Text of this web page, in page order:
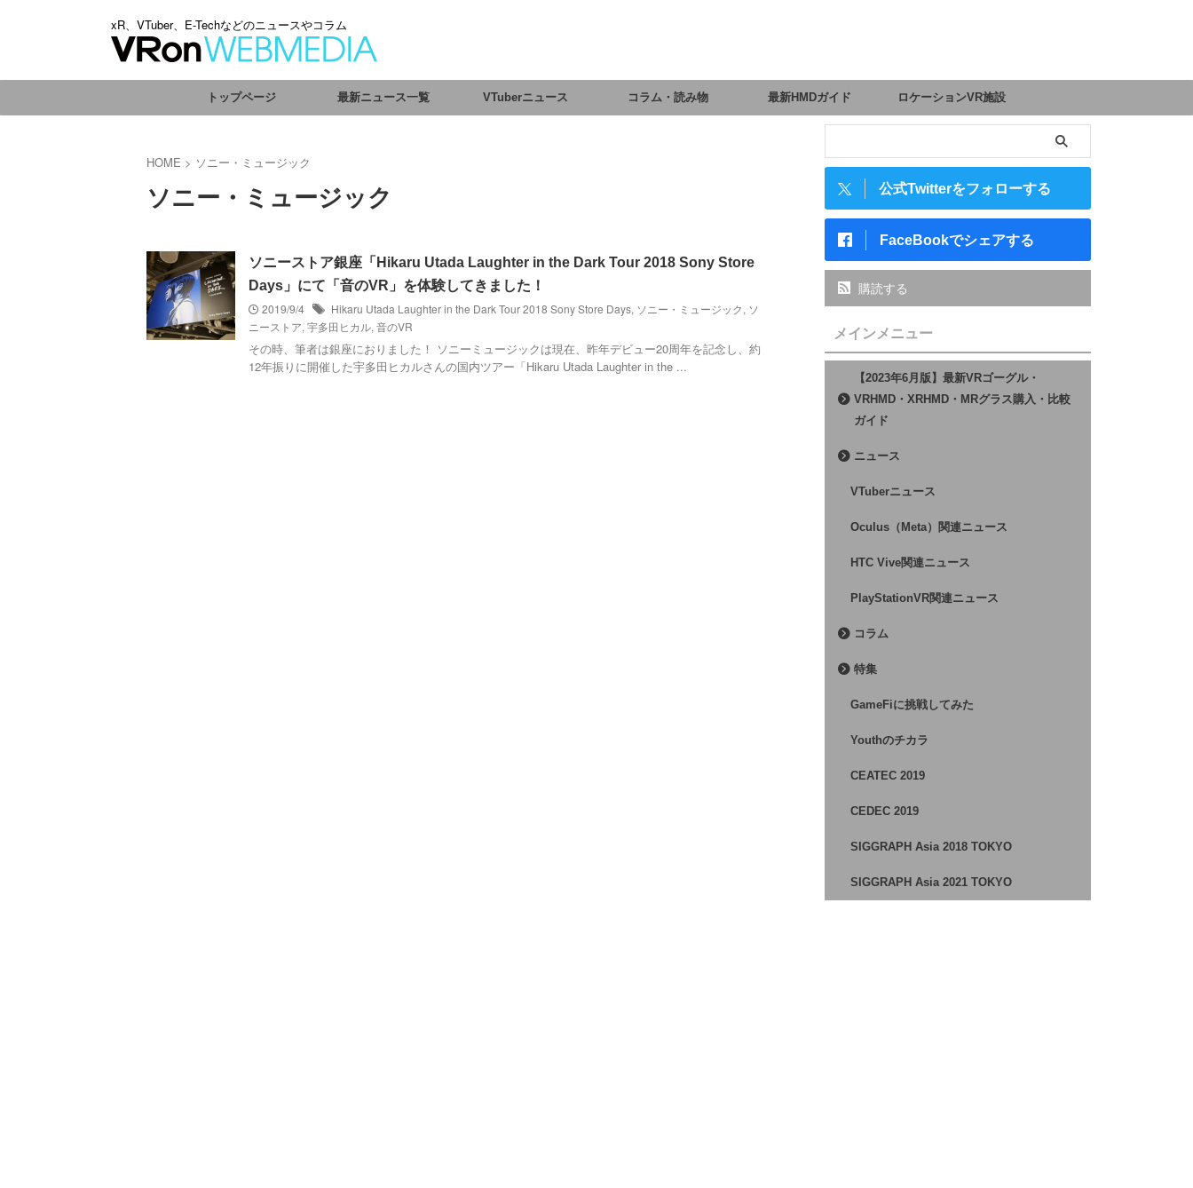
xR、VTuber、E-Techなどのニュースやコラム
トップページ 最新ニュース一覧 VTuberニュース コラム・読み物 最新HMDガイド ロケーションVR施設
HOME > ソニー・ミュージック
ソニー・ミュージック
ソニーストア銀座「Hikaru Utada Laughter in the Dark Tour 2018 Sony Store
Days」にて「音のVR」を体験してきました！
2019/9/4
Hikaru Utada Laughter in the Dark Tour 2018 Sony Store Days, ソニー・ミュージック, ソ
ニーストア, 宇多田ヒカル, 音のVR
その時、筆者は銀座におりました！ ソニーミュージックは現在、昨年デビュー20周年を記念し、約
12年振りに開催した宇多田ヒカルさんの国内ツアー「Hikaru Utada Laughter in the ...
公式Twitterをフォローする
FaceBookでシェアする
購読する
メインメニュー
【2023年6月版】最新VRゴーグル・
VRHMD・XRHMD・MRグラス購入・比較
ガイド
ニュース
VTuberニュース
Oculus（Meta）関連ニュース
HTC Vive関連ニュース
PlayStationVR関連ニュース
コラム
特集
GameFiに挑戦してみた
Youthのチカラ
CEATEC 2019
CEDEC 2019
SIGGRAPH Asia 2018 TOKYO
SIGGRAPH Asia 2021 TOKYO